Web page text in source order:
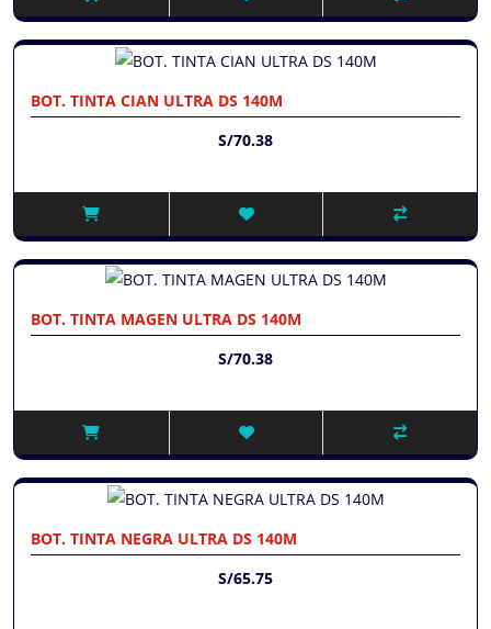
BOT. TINTA CIAN ULTRA DS 140M
S/70.38
BOT. TINTA MAGEN ULTRA DS 140M
S/70.38
BOT. TINTA NEGRA ULTRA DS 140M
S/65.75